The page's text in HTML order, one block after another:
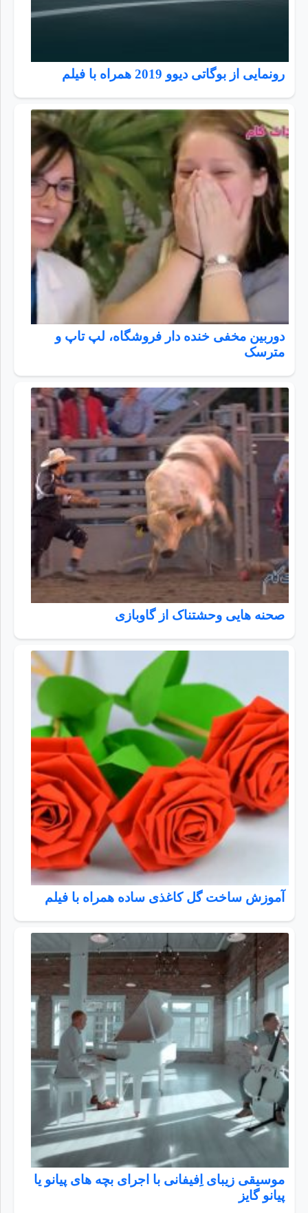
رونمایی از بوگاتی دیوو 2019 همراه با فیلم
دوربین مخفی خنده دار فروشگاه، لپ تاپ و
مترسک
صحنه هایی وحشتناک از گاوبازی
آموزش ساخت گل کاغذی ساده همراه با فیلم
موسیقی زیبای اِفیفانی با اجرای بچه های پیانو یا
پیانو گایز